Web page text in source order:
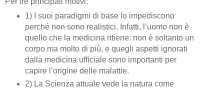
1) I suoi paradigmi di base lo impediscono
perché non sono realistici. Infatti, l’uomo non è
quello che la medicina ritiene: non è soltanto un
corpo ma molto di più, e quegli aspetti ignorati
dalla medicina ufficiale sono importanti per
capire l’origine delle malattie.
2) La Scienza attuale vede la natura come